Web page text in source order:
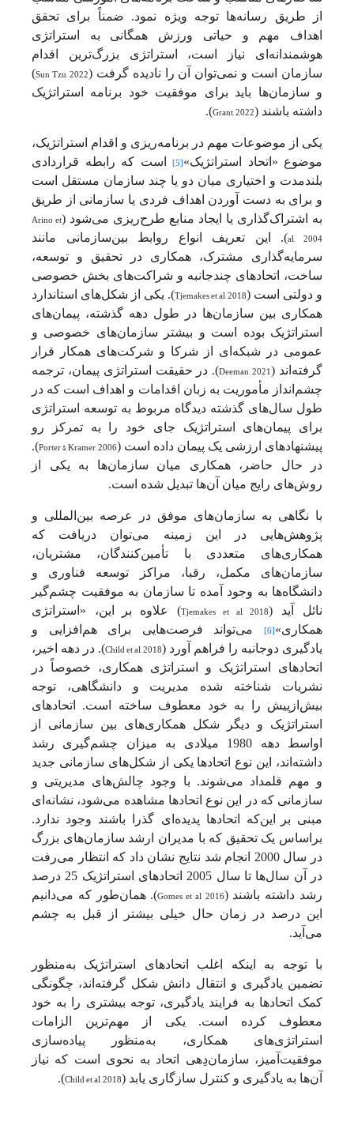
از طریق رسانه‌ها توجه ویژه نمود. ضمناً برای تحقق
اهداف مهم و حیاتی ورزش همگانی به استراتژی
هوشمندانه‌ای نیاز است، استراتژی بزرگ‌ترین اقدام
سازمان است و نمی‌توان آن را نادیده گرفت (Sun Tzu, 2022
)
و سازمان‌ها باید برای موفقیت خود برنامه استراتژیک
داشته باشند (Grant, 2022
).
یکی از موضوعات مهم در برنامه‌ریزی و اقدام استراتژیک،
موضوع «اتحاد استراتژیک» [5]
است که رابطه قراردادی
بلندمدت و اختیاری میان دو یا چند سازمان مستقل است
و برای به دست آوردن اهداف فردی یا سازمانی از طریق
به اشتراک‌گذاری یا ایجاد منابع طرح‌ریزی می‌شود (Arino et
al, 2004). این تعریف انواع روابط بین‌سازمانی مانند
سرمایه‌گذاری مشترک، همکاری در تحقیق و توسعه،
ساخت، اتحادهای چندجانبه و شراکت‌های بخش خصوصی
و دولتی است (Tjemakes et al, 2018). یکی از شکل‌های استاندارد
همکاری بین سازمان‌ها در طول دهه گذشته، پیمان‌های
استراتژیک بوده است و بیشتر سازمان‌های خصوصی و
عمومی در شبکه‌ای از شرکا و شرکت‌های همکار قرار
گرفته‌اند (Deeman, 2021). در حقیقت استراتژی پیمان، ترجمه
چشم‌انداز مأموریت به زبان اقدامات و اهداف است که در
طول سال‌های گذشته دیدگاه مربوط به توسعه استراتژی
برای پیمان‌های استراتژیک جای خود را به تمرکز رو
پیشنهادهای ارزشی یک پیمان داده است (Porter & Kramer, 2006
).
در حال حاضر، همکاری میان سازمان‌ها به یکی از
روش‌های رایج میان آن‌ها تبدیل شده است.
با نگاهی به سازمان‌های موفق در عرصه بین‌المللی و
پژوهش‌هایی در این زمینه می‌توان دریافت که
همکاری‌های متعددی با تأمین‌کنندگان، مشتریان،
سازمان‌های مکمل، رقبا، مراکز توسعه فناوری و
دانشگاه‌ها به وجود آمده تا سازمان به موفقیت چشم‌گیر
نائل آید (Tjemakes et al, 2018) علاوه بر
این، «استراتژی
همکاری» [6]
می‌تواند فرصت‌هایی برای هم‌افزایی و
یادگیری دوجانبه را فراهم آورد (Child et al, 2018). در دهه اخیر،
اتحادهای استراتژیک و استراتژی همکاری، خصوصاً در
نشریات شناخته شده مدیریت و دانشگاهی، توجه
بیش‌ازپیش را به خود معطوف ساخته است. اتحادهای
استراتژیک و دیگر شکل همکاری‌های بین سازمانی از
اواسط دهه 1980 میلادی به میزان چشم‌گیری رشد
داشته‌اند، این نوع اتحادها یکی از شکل‌های سازمانی جدید
و مهم قلمداد می‌شوند. با وجود چالش‌های مدیریتی و
سازمانی که در این نوع اتحادها مشاهده می‌شود، نشانه‌ای
مبنی بر
این‌که اتحادها پدیده‌ای گذرا باشند وجود ندارد.
براساس یک تحقیق که با مدیران ارشد سازمان‌های بزرگ
در سال 2000 انجام شد نتایج نشان داد که انتظار می‌رفت
در آن سال‌ها تا سال 2005 اتحادهای استراتژیک 25 درصد
رشد داشته باشند (Gomes et al, 2016). همان‌طور که می‌دانیم
این درصد در زمان حال خیلی بیشتر از قبل به چشم
می‌آید.
با توجه به اینکه اغلب اتحادهای استراتژیک به‌منظور
تضمین یادگیری و انتقال دانش شکل گرفته‌اند، چگونگی
کمک اتحادها به فرایند یادگیری، توجه بیشتری را به خود
معطوف کرده است. یکی از مهم‌ترین الزامات
استراتژی‌های همکاری، به‌منظور پیاده‌سازی
موفقیت‌آمیز، سازمان‌دِهی اتحاد به نحوی است که نیاز
آن‌ها به یادگیری و کنترل سازگاری یابد (Child et al, 2018
).